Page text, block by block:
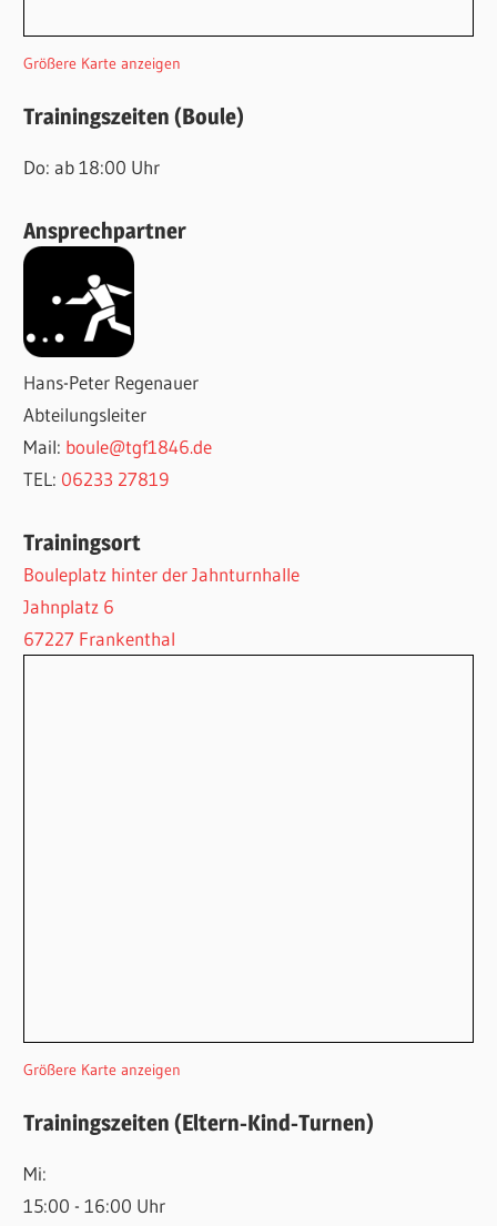
Größere Karte anzeigen
Trainingszeiten (Boule)
Do: ab 18:00 Uhr
Ansprechpartner
Hans-Peter Regenauer
Abteilungsleiter
Mail: boule@tgf1846.de
TEL: 06233 27819
Trainingsort
Bouleplatz hinter der Jahnturnhalle
Jahnplatz 6
67227 Frankenthal
Größere Karte anzeigen
Trainingszeiten (Eltern-Kind-Turnen)
Mi:
15:00 - 16:00 Uhr